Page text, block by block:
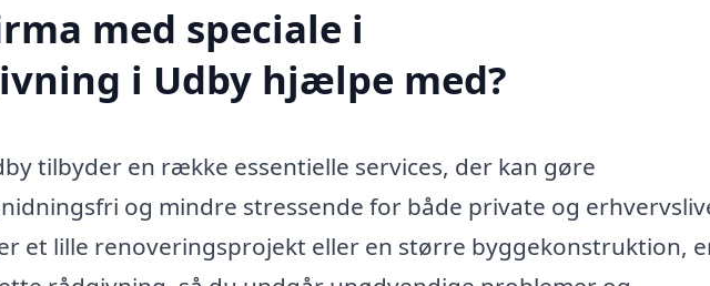
med speciale i
i Udby hjælpe med?
tilbyder en række essentielle services, der kan gøre
og mindre stressende for både private og
et lille renoveringsprojekt eller en større byggekonstruktion,